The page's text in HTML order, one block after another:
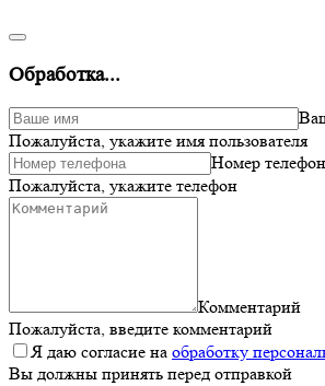
Обработка...
Пожалуйста, укажите имя пользователя
Номер
Пожалуйста, укажите телефон
Комментарий
Пожалуйста, введите комментарий
Я даю согласие на обработку
Вы должны принять перед отправкой